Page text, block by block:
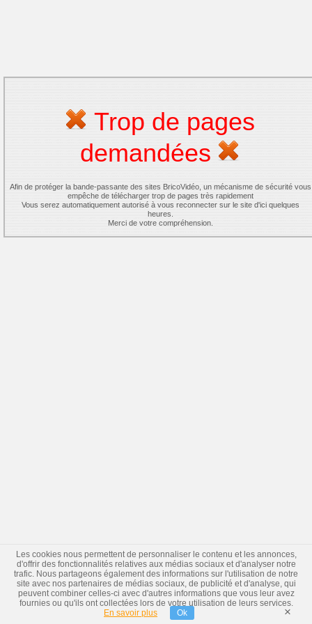
Trop de pages
demandées
Afin de protéger la bande-passante des sites BricoVidéo, un mécanisme de sécurité vous
empêche de télécharger trop de pages très rapidement
Vous serez automatiquement autorisé à vous reconnecter sur le site d'ici quelques
heures.
Merci de votre compréhension.
Les cookies nous permettent de personnaliser le contenu et les annonces,
d'offrir des fonctionnalités relatives aux médias sociaux et d'analyser notre
trafic. Nous partageons également des informations sur l'utilisation de notre
site avec nos partenaires de médias sociaux, de publicité et d'analyse, qui
peuvent combiner celles-ci avec d'autres informations que vous leur avez
fournies ou qu'ils ont collectées lors de votre utilisation de leurs services.
En savoir plus
Ok ×